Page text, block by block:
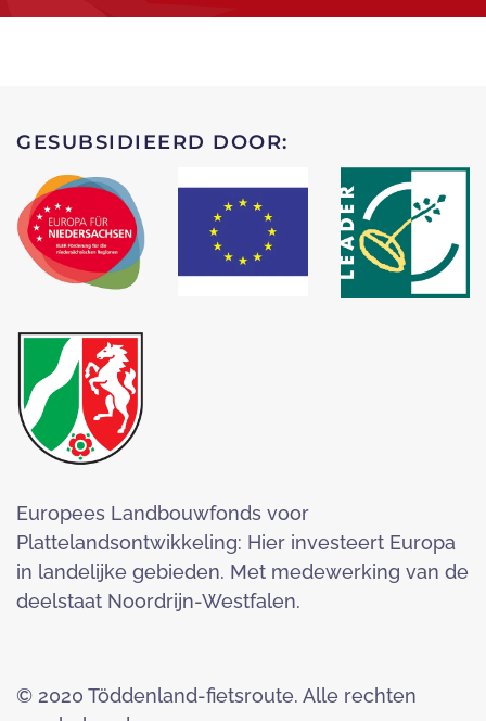
GESUBSIDIEERD DOOR:
Europees Landbouwfonds voor
Plattelandsontwikkeling: Hier investeert Europa
in landelijke gebieden. Met medewerking van de
deelstaat Noordrijn-Westfalen.
© 2020 Töddenland-fietsroute. Alle rechten